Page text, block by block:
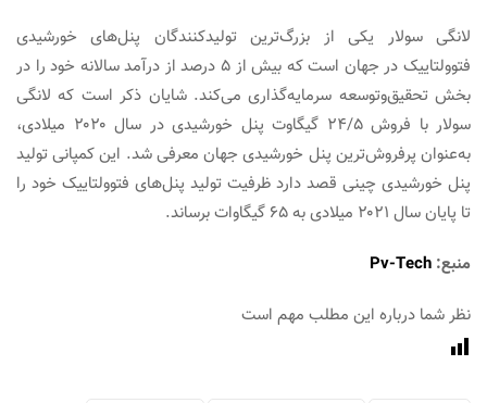
لانگی سولار یکی از بزرگ‌ترین تولیدکنندگان پنل‌های خورشیدی
فتوولتاییک در جهان است که بیش از ۵ درصد از درآمد سالانه خود را در
بخش تحقیق‌وتوسعه سرمایه‌گذاری می‌کند. شایان ذکر است که لانگی
سولار با فروش ۲۴/۵ گیگاوت پنل خورشیدی در سال ۲۰۲۰ میلادی،
به‌عنوان پرفروش‌ترین پنل خورشیدی جهان معرفی شد. این کمپانی تولید
پنل خورشیدی چینی قصد دارد ظرفیت تولید پنل‌های فتوولتاییک خود را
تا پایان سال ۲۰۲۱ میلادی به ۶۵ گیگاوات برساند.
منبع: Pv-Tech
نظر شما درباره این مطلب مهم است